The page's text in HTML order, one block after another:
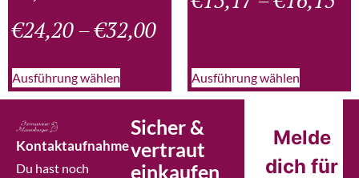
€24,20–€32,00
Ausführung wählen Ausführung wählen
Kontaktaufnahme
Du hast noch
Sicher &
vertraut
einkaufen
Melde
dich für